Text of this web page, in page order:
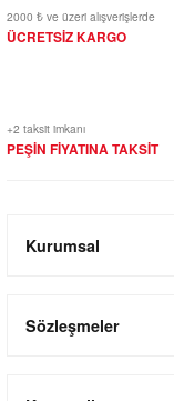
2000 ₺ ve üzeri alışverişlerde
ÜCRETSİZ KARGO
+2 taksit imkanı
PEŞİN FİYATINA TAKSİT
Kurumsal
Sözleşmeler